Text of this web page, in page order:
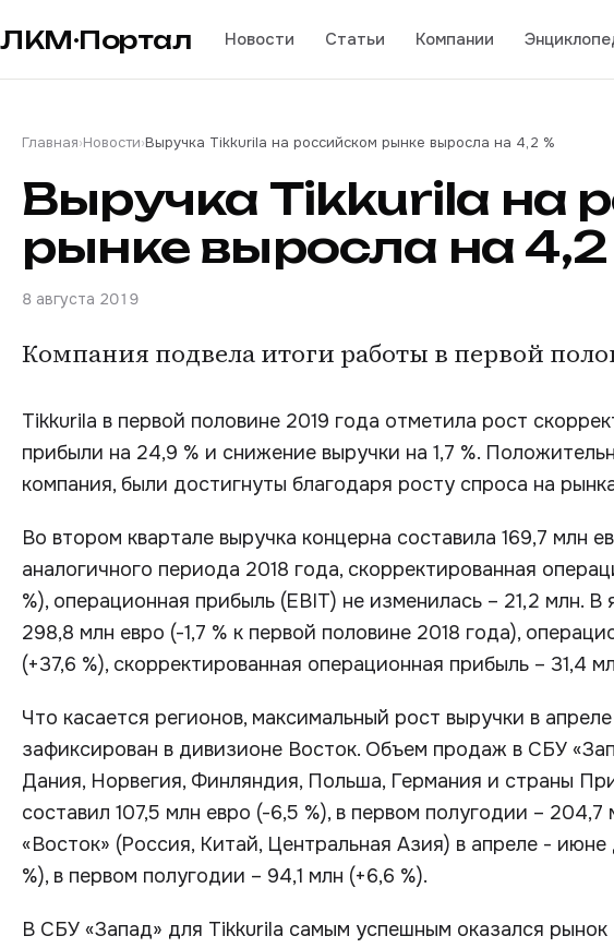
ЛКМ·Портал Новости Статьи Компании
Главная›Новости›Выручка Tikkurila на российском рынке выросла на 4,2 %
Выручка Tikkurila на
рынке выросла на
8 августа 2019
Компания подвела итоги работы в первой
Tikkurila в первой половине 2019 года отметила рост
прибыли на 24,9 % и снижение выручки на 1,7 %.
компания, были достигнуты благодаря росту спроса на
Во втором квартале выручка концерна составила 169,7 млн
аналогичного периода 2018 года, скорректированная
%), операционная прибыль (EBIT) не изменилась – 21,2 млн.
298,8 млн евро (-1,7 % к первой половине 2018 года),
(+37,6 %), скорректированная операционная прибыль – 31,4
Что касается регионов, максимальный рост выручки в
зафиксирован в дивизионе Восток. Объем продаж в СБУ
Дания, Норвегия, Финляндия, Польша, Германия и страны
составил 107,5 млн евро (-6,5 %), в первом полугодии –
«Восток» (Россия, Китай, Центральная Азия) в апреле -
%), в первом полугодии – 94,1 млн (+6,6 %).
В СБУ «Запад» для Tikkurila самым успешным оказался